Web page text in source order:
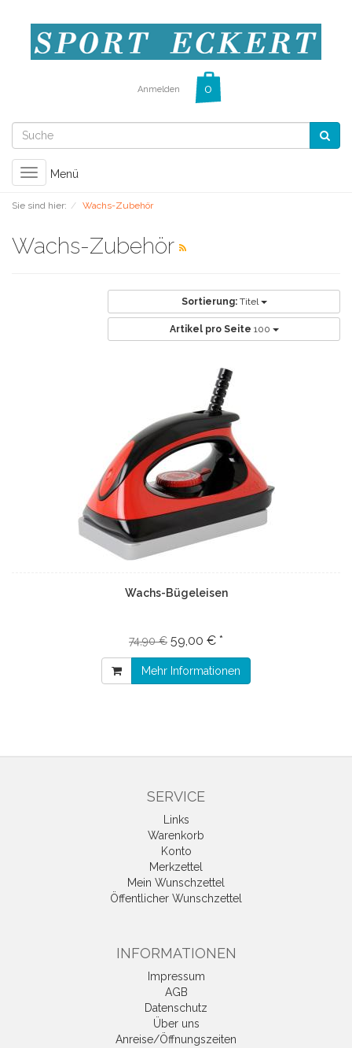
Anmelden
Toggle
navigation
Menü
Sie sind hier: Wachs-Zubehör
Wachs-Zubehör
Sortierung: Titel
Artikel pro Seite 100
Wachs-Bügeleisen
74,90 € 59,00 € *
Mehr Informationen
SERVICE
Links
Warenkorb
Konto
Merkzettel
Mein Wunschzettel
Öffentlicher Wunschzettel
INFORMATIONEN
Impressum
AGB
Datenschutz
Über uns
Anreise/Öffnungszeiten